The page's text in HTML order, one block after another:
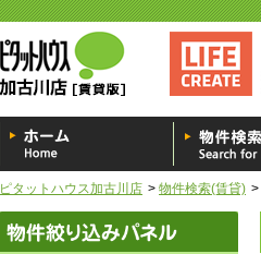
ピタットハウス加古川店 物件検索(賃貸)